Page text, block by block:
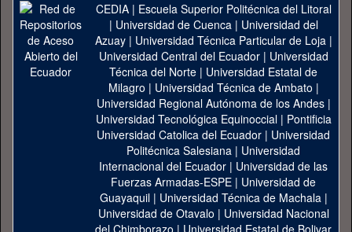
CEDIA| Escuela Superior Politécnica del Litoral
| Universidad de Cuenca| Universidad del
Azuay| Universidad Técnica Particular de Loja|
Universidad Central del Ecuador| Universidad
Técnica del Norte | Universidad Estatal de
Milagro | Universidad Técnica de Ambato |
Universidad Regional Autónoma de los Andes|
Universidad Tecnológica Equinoccial| Pontificia
Universidad Catolica del Ecuador | Universidad
Politécnica Salesiana | Universidad
Internacional del Ecuador | Universidad de las
Fuerzas Armadas-ESPE | Universidad de
Guayaquil| Universidad Técnica de Machala|
Universidad de Otavalo | Universidad Nacional
del Chimborazo | Universidad Estatal de Bolivar